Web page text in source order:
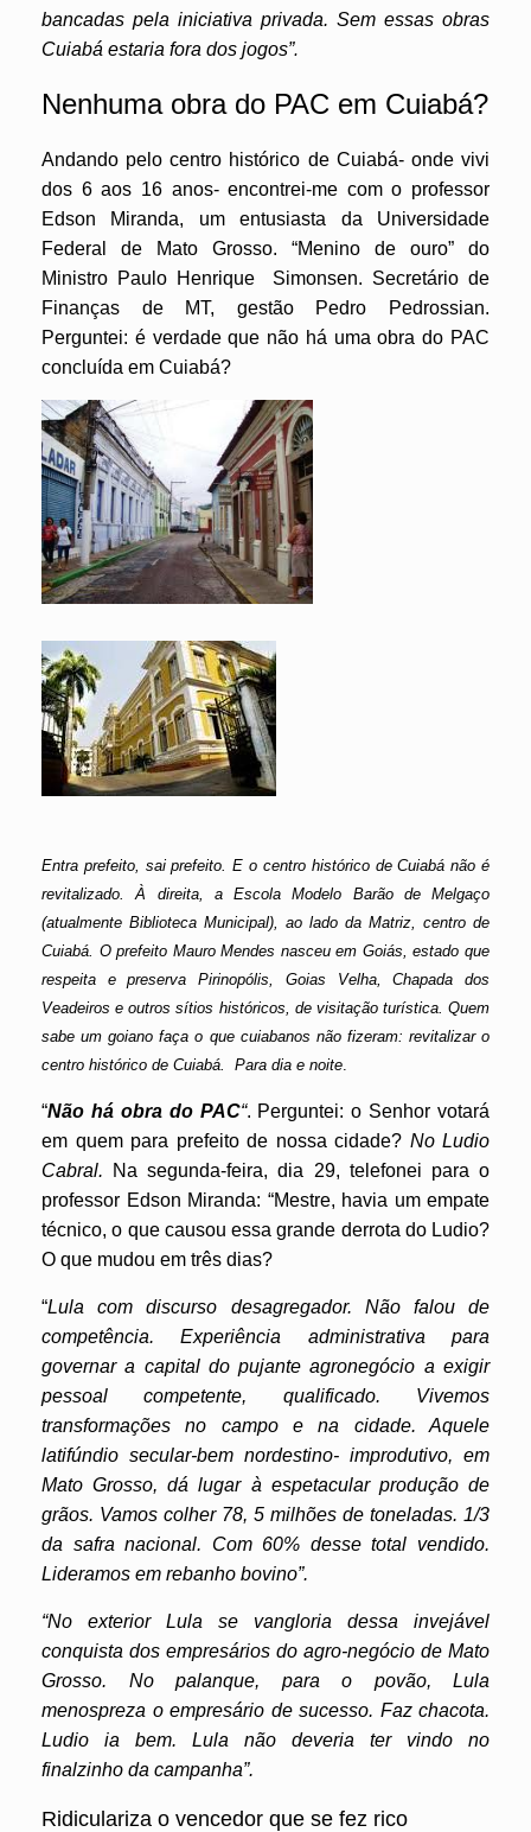
bancadas pela iniciativa privada. Sem essas obras
Cuiabá estaria fora dos jogos”.
Nenhuma obra do PAC em Cuiabá?
Andando pelo centro histórico de Cuiabá- onde vivi
dos 6 aos 16 anos- encontrei-me com o professor
Edson Miranda, um entusiasta da Universidade
Federal de Mato Grosso. “Menino de ouro” do
Ministro Paulo Henrique Simonsen. Secretário de
Finanças de MT, gestão Pedro Pedrossian.
Perguntei: é verdade que não há uma obra do PAC
concluída em Cuiabá?
Entra prefeito, sai prefeito. E o centro histórico de Cuiabá não é
revitalizado. À direita, a Escola Modelo Barão de Melgaço
(atualmente Biblioteca Municipal), ao lado da Matriz, centro de
Cuiabá. O prefeito Mauro Mendes nasceu em Goiás, estado que
respeita e preserva Pirinopólis, Goias Velha, Chapada dos
Veadeiros e outros sítios históricos, de visitação turística. Quem
sabe um goiano faça o que cuiabanos não fizeram: revitalizar o
centro histórico de Cuiabá. Para dia e noite
“Não há obra do PAC“. Perguntei: o Senhor votará
em quem para prefeito de nossa cidade? No Ludio
Cabral. Na segunda-feira, dia 29, telefonei para o
professor Edson Miranda: “Mestre, havia um empate
técnico, o que causou essa grande derrota do Ludio?
O que mudou em três dias?
“Lula com discurso desagregador. Não falou de
competência. Experiência administrativa para
governar a capital do pujante agronegócio a exigir
pessoal competente, qualificado. Vivemos
transformações no campo e na cidade. Aquele
latifúndio secular-bem nordestino- improdutivo, em
Mato Grosso, dá lugar à espetacular produção de
grãos. Vamos colher 78, 5 milhões de toneladas. 1/3
da safra nacional. Com 60% desse total vendido.
Lideramos em rebanho bovino”.
“No exterior Lula se vangloria dessa invejável
conquista dos empresários do agro-negócio de Mato
Grosso. No palanque, para o povão, Lula
menospreza o empresário de sucesso. Faz chacota.
Ludio ia bem. Lula não deveria ter vindo no
finalzinho da campanha”.
Ridiculariza o vencedor que se fez rico